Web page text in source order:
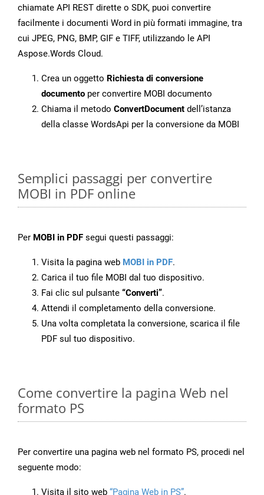
chiamate API REST dirette o SDK, puoi convertire
facilmente i documenti Word in più formati immagine, tra
cui JPEG, PNG, BMP, GIF e TIFF, utilizzando le API
Aspose.Words Cloud.
Crea un oggetto Richiesta di conversione
documento per convertire MOBI documento
Chiama il metodo ConvertDocument dell’istanza
della classe WordsApi per la conversione da MOBI
Semplici passaggi per convertire
MOBI in PDF online
Per MOBI in PDF segui questi passaggi:
Visita la pagina web MOBI in PDF.
Carica il tuo file MOBI dal tuo dispositivo.
Fai clic sul pulsante “Converti”.
Attendi il completamento della conversione.
Una volta completata la conversione, scarica il file
PDF sul tuo dispositivo.
Come convertire la pagina Web nel
formato PS
Per convertire una pagina web nel formato PS, procedi nel
seguente modo:
Visita il sito web “Pagina Web in PS”.